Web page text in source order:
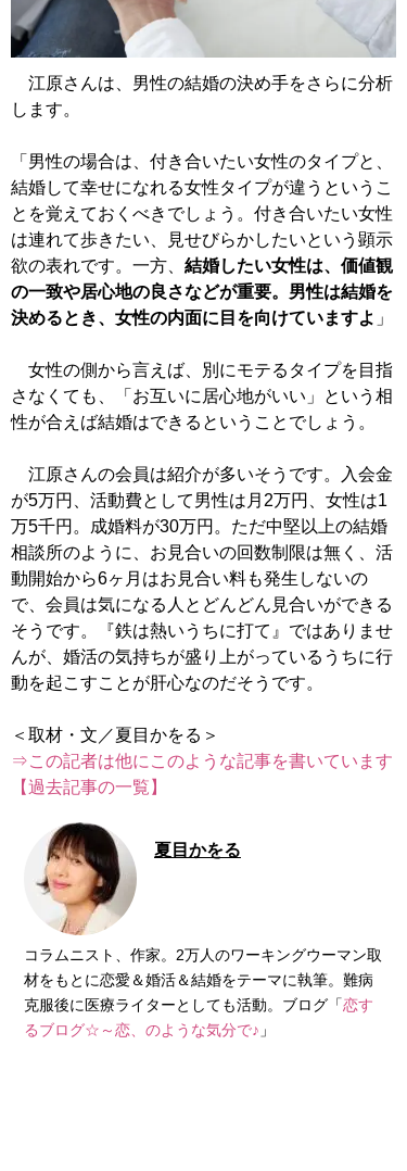
江原さんは、男性の結婚の決め手をさらに分析
します。
「男性の場合は、付き合いたい女性のタイプと、
結婚して幸せになれる女性タイプが違うというこ
とを覚えておくべきでしょう。付き合いたい女性
は連れて歩きたい、見せびらかしたいという顕示
欲の表れです。一方、 結婚したい女性は、価値観
の一致や居心地の良さなどが重要。男性は結婚を
決めるとき、女性の内面に目を向けていますよ 」
女性の側から言えば、別にモテるタイプを目指
さなくても、「お互いに居心地がいい」という相
性が合えば結婚はできるということでしょう。
江原さんの会員は紹介が多いそうです。入会金
が5万円、活動費として男性は月2万円、女性は1
万5千円。成婚料が30万円。ただ中堅以上の結婚
相談所のように、お見合いの回数制限は無く、活
動開始から6ヶ月はお見合い料も発生しないの
で、会員は気になる人とどんどん見合いができる
そうです。『鉄は熱いうちに打て』ではありませ
んが、婚活の気持ちが盛り上がっているうちに行
動を起こすことが肝心なのだそうです。
⇒この記者は他にこのような記事を書いています
【過去記事の一覧】
夏目かをる
コラムニスト、作家。2万人のワーキングウーマン取
材をもとに恋愛＆婚活＆結婚をテーマに執筆。難病
克服後に医療ライターとしても活動。ブログ「恋す
るブログ☆～恋、のような気分で♪ 」